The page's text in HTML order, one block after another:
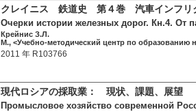
クレイニス 鉄道史 第４巻 汽車インフリ
Очерки истории железных дорог. Кн.4. От
Крейнис З.Л.
М., <Учебно-методический центр по образованию
2011 年 R103766
現代ロシアの採取業： 現状、課題、展望
Промысловое хозяйство современной